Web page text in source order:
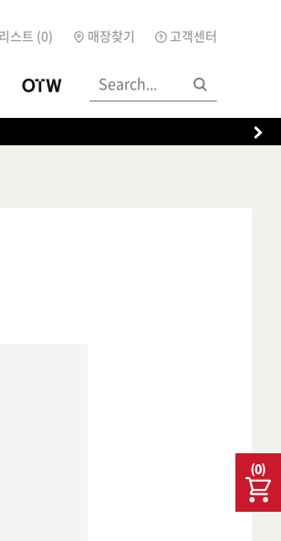
스트 (0) 매장찾기 고객센터
(0)